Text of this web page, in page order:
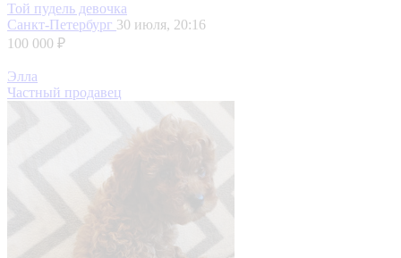
Той пудель девочка
Санкт-Петербург 30 июля, 20:16
100 000 ₽
Элла
Частный продавец